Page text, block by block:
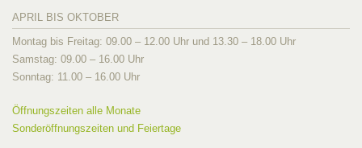
APRIL BIS OKTOBER
Montag bis Freitag: 09.00 – 12.00 Uhr und 13.30 – 18.00 Uhr
Samstag: 09.00 – 16.00 Uhr
Sonntag: 11.00 – 16.00 Uhr
Öffnungszeiten alle Monate
Sonderöffnungszeiten und Feiertage